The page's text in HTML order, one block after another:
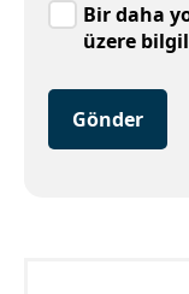
Bir daha
üzere
Gönder